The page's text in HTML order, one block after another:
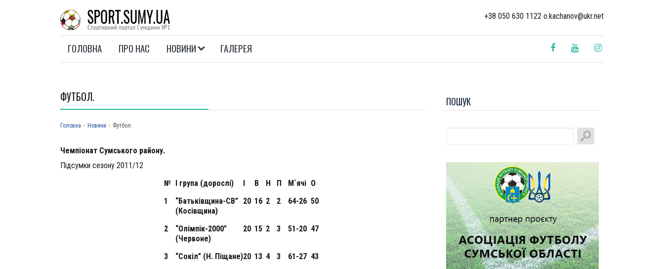
+38 050 630 1122 o.kachanov@ukr.net
ГОЛОВНА ПРО НАС НОВИНИ ГАЛЕРЕЯ
ПОШУК
ФУТБОЛ.
Головна › Новини › Футбол.
Чемпіонат Сумського району.
Підсумки сезону 2011/12
№ І група (дорослі) І В Н П М`ячі О
1
“Батьківщина-СВ”
(Косівщина)
20 16 2 2 64-26 50
2
“Олімпік-2000”
(Червоне)
20 15 2 3 51-20 47
3 “Сокіл” (Н. Піщане)20 13 4 3 61-27 43